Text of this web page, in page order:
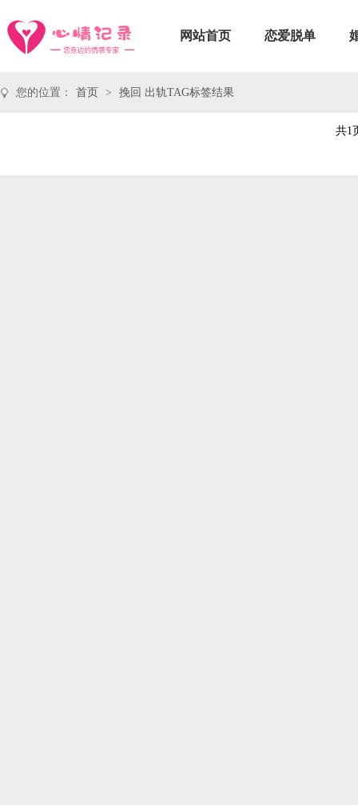
网站首页 恋爱脱单
您的位置： 首页 > 挽回 出轨TAG标签结果
共1